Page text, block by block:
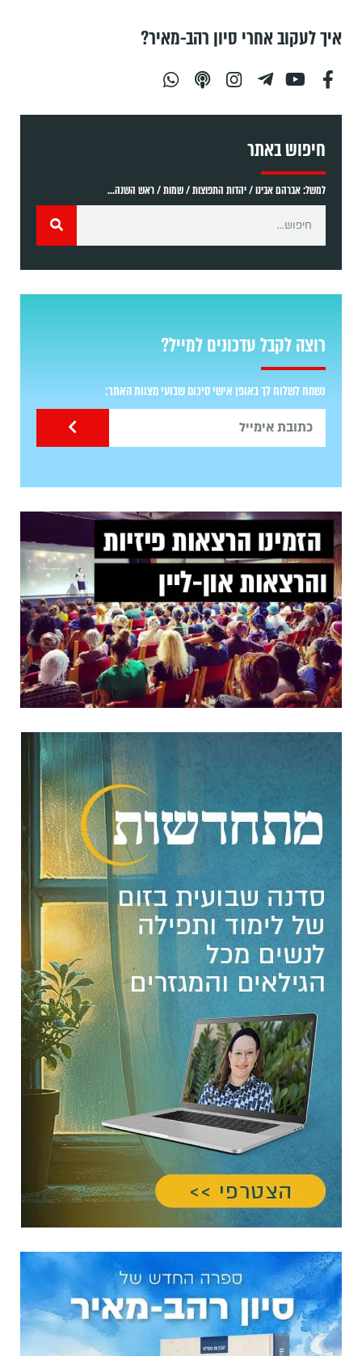
איך לעקוב אחרי סיון רהב-מאיר?
חיפוש באתר
למשל: אברהם אבינו / יהדות התפוצות / שמות / ראש השנה...
רוצה לקבל עדכונים למייל?
נשמח לשלוח לך באופן אישי סיכום שבועי מצוות האתר: